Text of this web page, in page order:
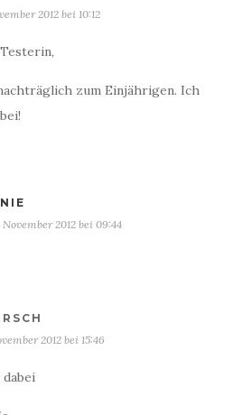
2012 bei 10:12
zum Einjährigen. Ich
November 2012 bei 09:44
2012 bei 15:46